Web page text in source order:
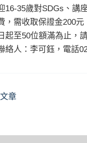
16-35歲對SDGs、講
，需收取保證金200
起至50位額滿為止，
絡人：李可鈺，電話
章